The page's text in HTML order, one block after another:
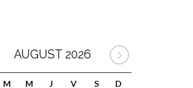
AUGUST 2026
M M J V S D